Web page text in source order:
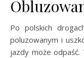
Po polskich
poluzowanym i
jazdy może